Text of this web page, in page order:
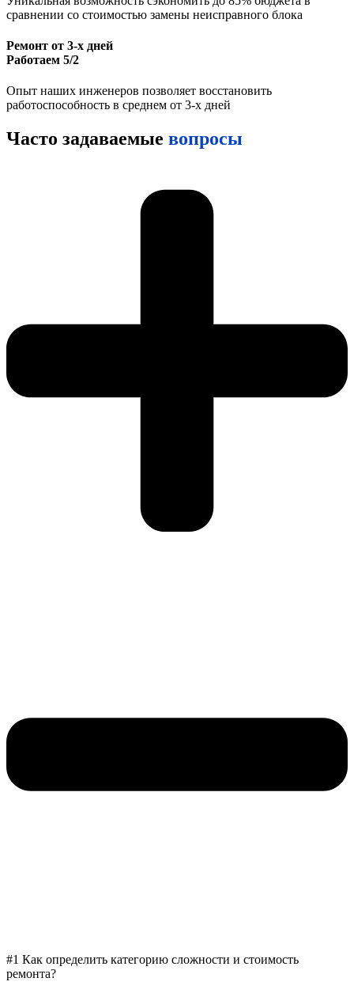
сравнении со стоимостью замены неисправного блока
Ремонт от 3-х дней
Работаем 5/2
Опыт наших инженеров позволяет восстановить
работоспособность в среднем от 3-х дней
Часто задаваемые вопросы
#1 Как определить категорию сложности и стоимость
ремонта?